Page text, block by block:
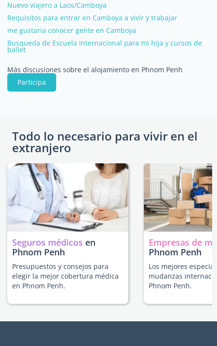
Nuevo viajero a Laos/Camboya
Requisitos para entrar en Camboya a vivir y trabajar
me gustaria conocer gente en Camboya
Busqueda de Escuela Internacional para mi hija y cursos de
ballet
Más discusiones sobre el alojamiento en Phnom Penh
Participa
Todo lo necesario para vivir en el
extranjero
Seguros médicos en
Phnom Penh
Presupuestos y consejos para
elegir la mejor cobertura médica
en Phnom Penh.
Empresas de
Phnom Penh
Los mejores
mudanzas
Phnom Penh.